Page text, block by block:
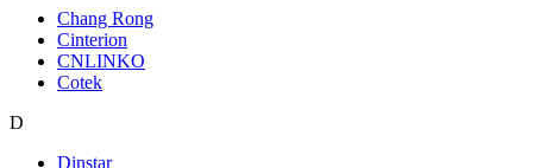
Chang Rong
Cinterion
CNLINKO
Cotek
D
Dinstar